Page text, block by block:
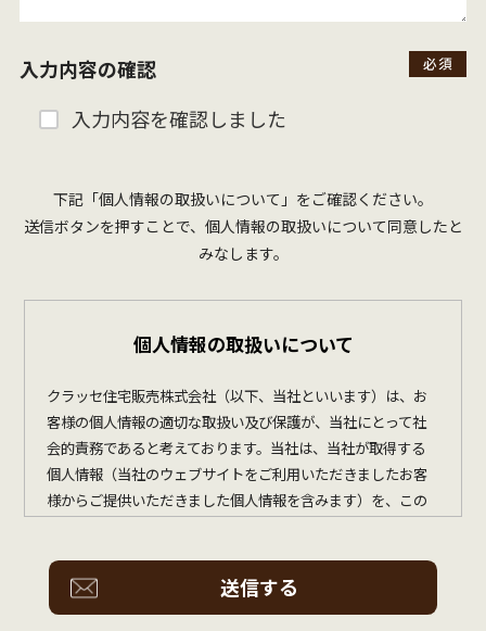
入力内容の確認
入力内容を確認しました
下記「個人情報の取扱いについて」をご確認ください。
送信ボタンを押すことで、個人情報の取扱いについて同意したと
みなします。
個人情報の取扱いについて
クラッセ住宅販売株式会社（以下、当社といいます）は、お
客様の個人情報の適切な取扱い及び保護が、当社にとって社
会的責務であると考えております。当社は、当社が取得する
個人情報（当社のウェブサイトをご利用いただきましたお客
様からご提供いただきました個人情報を含みます）を、この
１．個人情報の定義